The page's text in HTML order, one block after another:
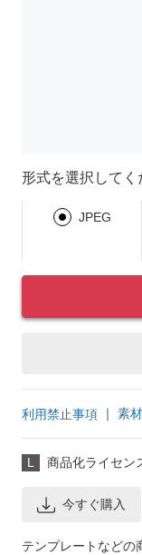
形式を選択してく
JPEG
利用禁止事項 ｜ 素
L 商品化ライセン
今すぐ購入
テンプレートなどの